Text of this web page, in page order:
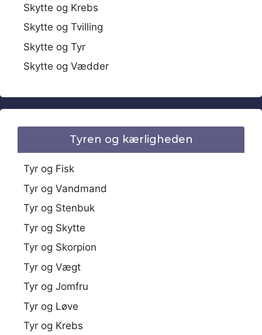
Skytte og Krebs
Skytte og Tvilling
Skytte og Tyr
Skytte og Vædder
Tyren og kærligheden
Tyr og Fisk
Tyr og Vandmand
Tyr og Stenbuk
Tyr og Skytte
Tyr og Skorpion
Tyr og Vægt
Tyr og Jomfru
Tyr og Løve
Tyr og Krebs